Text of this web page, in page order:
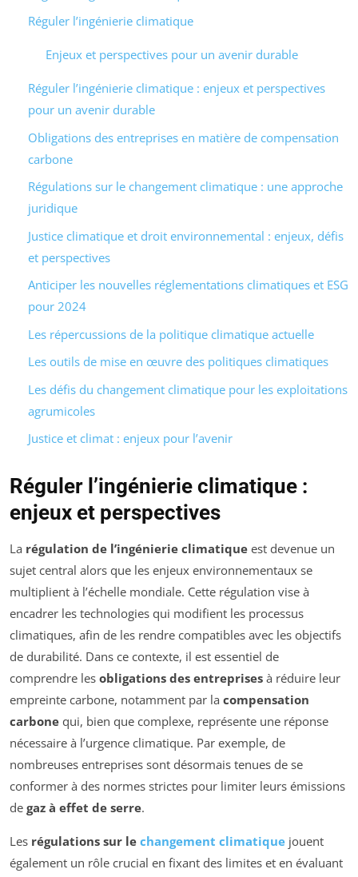
Réguler l’ingénierie climatique
Enjeux et perspectives pour un avenir durable
Réguler l’ingénierie climatique : enjeux et perspectives
pour un avenir durable
Obligations des entreprises en matière de compensation
carbone
Régulations sur le changement climatique : une approche
juridique
Justice climatique et droit environnemental : enjeux, défis
et perspectives
Anticiper les nouvelles réglementations climatiques et ESG
pour 2024
Les répercussions de la politique climatique actuelle
Les outils de mise en œuvre des politiques climatiques
Les défis du changement climatique pour les exploitations
agrumicoles
Justice et climat : enjeux pour l’avenir
Réguler l’ingénierie climatique :
enjeux et perspectives
La régulation de l’ingénierie climatique est devenue un
sujet central alors que les enjeux environnementaux se
multiplient à l’échelle mondiale. Cette régulation vise à
encadrer les technologies qui modifient les processus
climatiques, afin de les rendre compatibles avec les objectifs
de durabilité. Dans ce contexte, il est essentiel de
comprendre les obligations des entreprises à réduire leur
empreinte carbone, notamment par la compensation
carbone qui, bien que complexe, représente une réponse
nécessaire à l’urgence climatique. Par exemple, de
nombreuses entreprises sont désormais tenues de se
conformer à des normes strictes pour limiter leurs émissions
de gaz à effet de serre.
Les régulations sur le changement climatique jouent
également un rôle crucial en fixant des limites et en évaluant